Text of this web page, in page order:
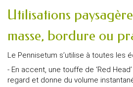
Utilisations
masse, bordure ou
Le Pennisetum s’utilise à toutes les
- En accent, une touffe de ‘Red
regard et donne du volume